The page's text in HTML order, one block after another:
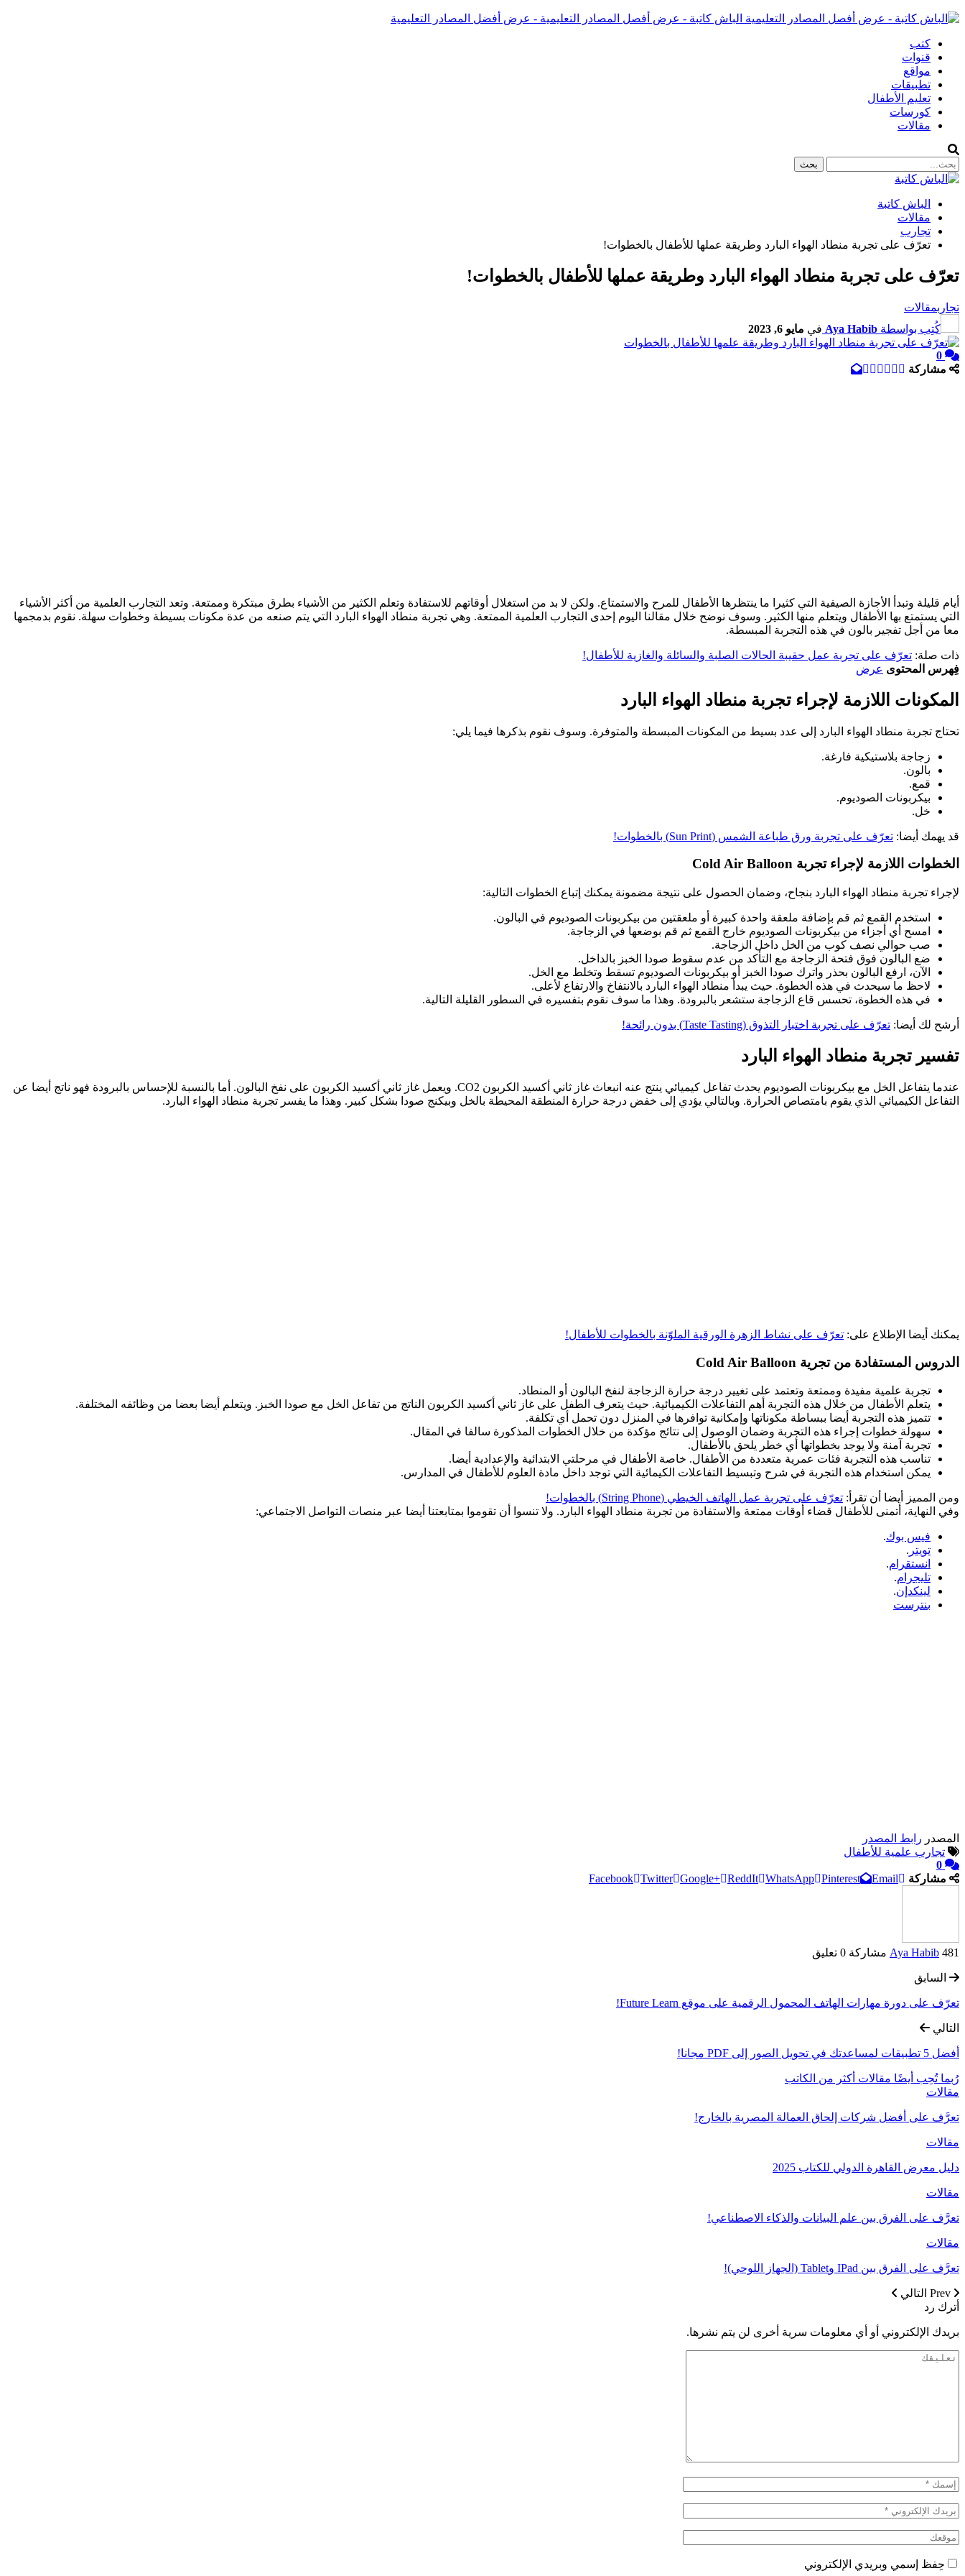
الباش كاتبة - عرض أفصل المصادر التعليمية - عرض أفضل المصادر التعليمية
كتب
قنوات
مواقع
تطبيقات
تعليم الأطفال
كورسات
مقالات
الباش كاتبة
مقالات
تجارب
تعرّف على تجربة منطاد الهواء البارد وطريقة عملها للأطفال بالخطوات!
تعرّف على تجربة منطاد الهواء البارد وطريقة عملها للأطفال بالخطوات!
تجاربمقالات
كُتِب بواسطة Aya Habib في مايو 6, 2023
0
مشاركة
أيام قليلة وتبدأ الأجازة الصيفية التي كثيرا ما ينتظرها الأطفال للمرح والاستمتاع. ولكن لا بد من استغلال أوقاتهم للاستفادة وتعلم الكثير من الأشياء بطرق مبتكرة وممتعة. وتعد التجارب العلمية من أكثر الأشياء
التي يستمتع بها الأطفال ويتعلم منها الكثير. وسوف نوضح خلال مقالنا اليوم إحدى التجارب العلمية الممتعة. وهي تجربة منطاد الهواء البارد التي يتم صنعه من عدة مكونات بسيطة وخطوات سهلة. نقوم بدمجمها
معا من أجل تفجير بالون في هذه التجربة المبسطة.
ذات صلة: تعرّف على تجربة عمل حقيبة الحالات الصلبة والسائلة والغازية للأطفال!
فِهرس المحتوى عرض
المكونات اللازمة لإجراء تجربة منطاد الهواء البارد
تحتاج تجربة منطاد الهواء البارد إلى عدد بسيط من المكونات المبسطة والمتوفرة. وسوف نقوم بذكرها فيما يلي:
زجاجة بلاستيكية فارغة.
بالون.
قمع.
بيكربونات الصوديوم.
خل.
قد يهمك أيضا: تعرّف على تجربة ورق طباعة الشمس (Sun Print) بالخطوات!
الخطوات اللازمة لإجراء تجربة Cold Air Balloon
لإجراء تجربة منطاد الهواء البارد بنجاح، وضمان الحصول على نتيجة مضمونة يمكنك إتباع الخطوات التالية:
استخدم القمع ثم قم بإضافة ملعقة واحدة كبيرة أو ملعقتين من بيكربونات الصوديوم في البالون.
امسح أي أجزاء من بيكربونات الصوديوم خارج القمع ثم قم بوضعها في الزجاجة.
صب حوالي نصف كوب من الخل داخل الزجاجة.
ضع البالون فوق فتحة الزجاجة مع التأكد من عدم سقوط صودا الخبز بالداخل.
الآن، ارفع البالون بحذر واترك صودا الخبز أو بيكربونات الصوديوم تسقط وتخلط مع الخل.
لاحظ ما سيحدث في هذه الخطوة. حيث يبدأ منطاد الهواء البارد بالانتفاخ والارتفاع لأعلى.
في هذه الخطوة، تحسس قاع الزجاجة ستشعر بالبرودة. وهذا ما سوف نقوم بتفسيره في السطور القليلة التالية.
أرشح لك أيضا: تعرّف على تجربة اختبار التذوق (Taste Tasting) بدون رائحة!
تفسير تجربة منطاد الهواء البارد
عندما يتفاعل الخل مع بيكربونات الصوديوم يحدث تفاعل كيميائي ينتج عنه انبعاث غاز ثاني أكسيد الكربون CO2. ويعمل غاز ثاني أكسيد الكربون على نفخ البالون. أما بالنسبة للإحساس بالبرودة فهو ناتج أيضا عن
التفاعل الكيميائي الذي يقوم بامتصاص الحرارة. وبالتالي يؤدي إلى خفض درجة حرارة المنطقة المحيطة بالخل وبيكنج صودا بشكل كبير. وهذا ما يفسر تجربة منطاد الهواء البارد.
يمكنك أيضا الإطلاع على: تعرّف على نشاط الزهرة الورقية الملوّنة بالخطوات للأطفال!
الدروس المستفادة من تجرية Cold Air Balloon
تجربة علمية مفيدة وممتعة وتعتمد على تغيير درجة حرارة الزجاجة لنفخ البالون أو المنطاد.
يتعلم الأطفال من خلال هذه التجربة أهم التفاعلات الكيميائية. حيث يتعرف الطفل على غاز ثاني أكسيد الكربون الناتج من تفاعل الخل مع صودا الخبز. ويتعلم أيضا بعضا من وظائفه المختلفة.
تتميز هذه التجربة أيضا ببساطة مكوناتها وإمكانية توافرها في المنزل دون تحمل أي تكلفة.
سهولة خطوات إجراء هذه التجربة وضمان الوصول إلى نتائج مؤكدة من خلال الخطوات المذكورة سالفا في المقال.
تجربة آمنة ولا يوجد بخطواتها أي خطر يلحق بالأطفال.
تناسب هذه التجربة فئات عمرية متعددة من الأطفال. خاصة الأطفال في مرحلتي الابتدائية والإعدادية أيضا.
يمكن استخدام هذه التجربة في شرح وتبسيط التفاعلات الكيمائية التي توجد داخل مادة العلوم للأطفال في المدارس.
ومن المميز أيضا أن تقرأ: تعرّف على تجربة عمل الهاتف الخيطي (String Phone) بالخطوات!
وفي النهاية، أتمنى للأطفال قضاء أوقات ممتعة والاستفادة من تجربة منطاد الهواء البارد. ولا تنسوا أن تقوموا بمتابعتنا أيضا عبر منصات التواصل الاجتماعي:
فيس بوك.
تويتر .
انستقرام.
تليجرام.
لينكدإن.
بنترست
المصدر رابط المصدر
تجارب علمية للأطفال
0
مشاركة
Facebook Twitter Google+ ReddIt WhatsApp Pinterest Email
Aya Habib 481 مشاركة 0 تعليق
السابق
تعرّف على دورة مهارات الهاتف المحمول الرقمية على موقع Future Learn!
التالي
أفضل 5 تطبيقات لمساعدتك في تحويل الصور إلى PDF مجانا!
رُبما تُحِب أيضًا مقالات أكثر من الكاتب
مقالات
تعرَّف على أفضل شركات إلحاق العمالة المصرية بالخارج!
مقالات
دليل معرض القاهرة الدولي للكتاب 2025
مقالات
تعرَّف على الفرق بين علم البيانات والذكاء الاصطناعي!
مقالات
تعرَّف على الفرق بين IPad وTablet (الجهاز اللوحي)!
التالي
أترك رد
بريدك الإلكتروني أو أي معلومات سرية أخرى لن يتم نشرها.
حِفظ إسمي وبريدي الإلكتروني